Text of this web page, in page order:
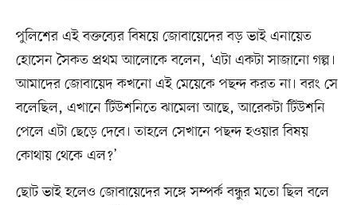
পুলিশের এই বক্তব্যের বিষয়ে জোবায়েদের বড় ভাই এনায়েত
হোসেন সৈকত প্রথম আলোকে বলেন, ‘এটা একটা সাজানো গল্প।
আমাদের জোবায়েদ কখনো এই মেয়েকে পছন্দ করত না। বরং সে
বলেছিল, এখানে টিউশনিতে ঝামেলা আছে, আরেকটা টিউশনি
পেলে এটা ছেড়ে দেবে। তাহলে সেখানে পছন্দ হওয়ার বিষয়
কোথায় থেকে এল?’
ছোট ভাই হলেও জোবায়েদের সঙ্গে সম্পর্ক বন্ধুর মতো ছিল বলে